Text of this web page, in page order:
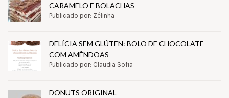
CARAMELO E BOLACHAS
Publicado por: Zélinha
DELÍCIA SEM GLÚTEN: BOLO DE CHOCOLATE
COM AMÊNDOAS
Publicado por: Claudia Sofia
DONUTS ORIGINAL